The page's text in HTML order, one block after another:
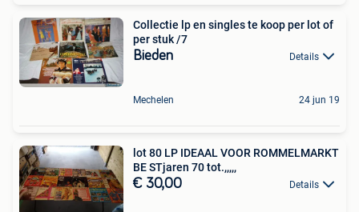
Collectie lp en singles te koop per lot of
per stuk /7
Bieden Details
Mechelen 24 jun 19
lot 80 LP IDEAAL VOOR ROMMELMARKT
BE STjaren 70 tot.,,,,,
€ 30,00 Details